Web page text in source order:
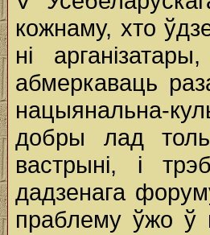
кожнаму, хто
ні
абмеркаваць
нацыянальна-
добры лад
вастрыні, і
дадзенага
праблему ўжо ў